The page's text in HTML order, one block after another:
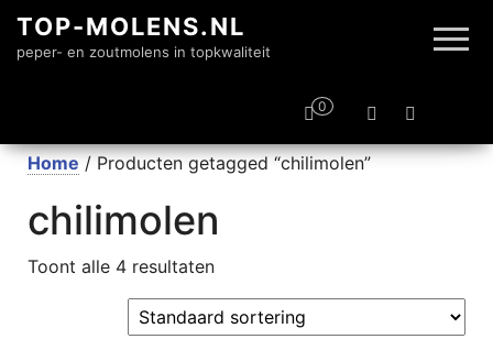
TOP-MOLENS.NL
peper- en zoutmolens in topkwaliteit
0
Home / Producten getagged “chilimolen”
chilimolen
Toont alle 4 resultaten